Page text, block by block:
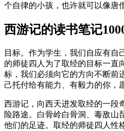
个自律的小孩，也许就可以像唐
西游记的读书笔记
目标。作为学生，我们自应有自
的师徒四人为了取经的目标一直
标，我们必须向它的方向不断前
己托付给有能力、有毅力的你
西游记，向西天进发取经的一段
险路途。白骨岭白骨洞、毒敌山
他们的足迹。取经的师徒四人性